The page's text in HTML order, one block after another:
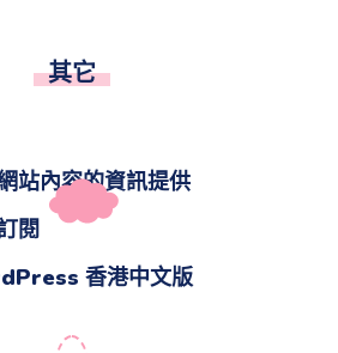
其它
站內容的資訊提供
閱
香港中文版